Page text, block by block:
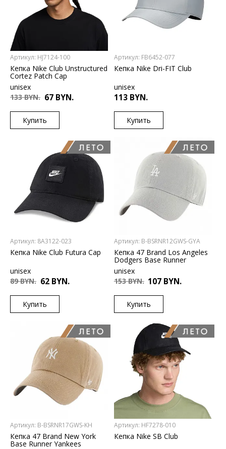
Артикул: HJ7124-100
Кепка Nike Club Unstructured
Cortez Patch Cap
unisex
133 BYN. 67 BYN.
Купить
M/L
Артикул: FB6452-077
Кепка Nike Dri-FIT Club
unisex
113 BYN.
Купить
M/L
Артикул: 8A3122-023
Кепка Nike Club Futura Cap
unisex
89 BYN. 62 BYN.
Купить
Артикул: B-BSRNR12GWS-GYA
Кепка 47 Brand Los Angeles
Dodgers Base Runner
unisex
153 BYN. 107 BYN.
Купить
UNI
Артикул: B-BSRNR17GWS-KH
Кепка 47 Brand New York
Base Runner Yankees
Артикул: HF7278-010
Кепка Nike SB Club